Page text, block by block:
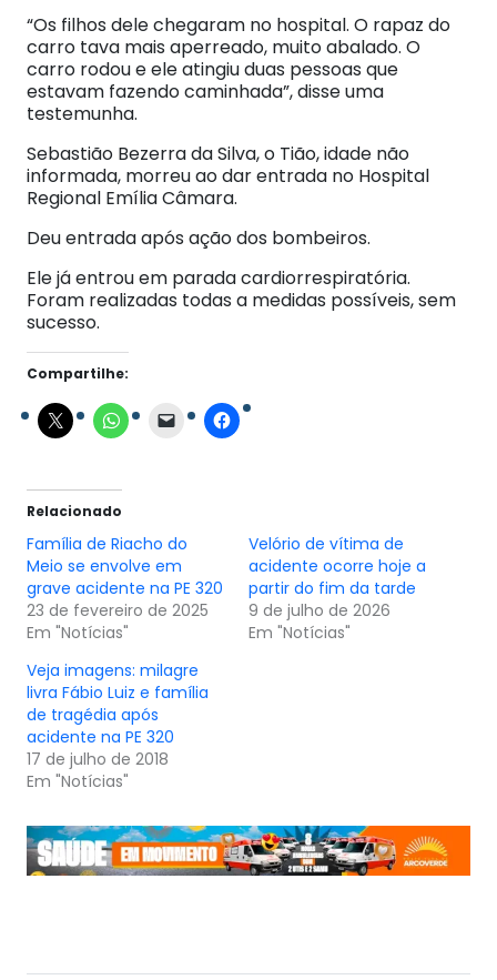
“Os filhos dele chegaram no hospital. O rapaz do
carro tava mais aperreado, muito abalado. O
carro rodou e ele atingiu duas pessoas que
estavam fazendo caminhada”, disse uma
testemunha.
Sebastião Bezerra da Silva, o Tião, idade não
informada, morreu ao dar entrada no Hospital
Regional Emília Câmara.
Deu entrada após ação dos bombeiros.
Ele já entrou em parada cardiorrespiratória.
Foram realizadas todas a medidas possíveis, sem
sucesso.
Compartilhe:
Relacionado
Família de Riacho do
Meio se envolve em
grave acidente na PE 320
23 de fevereiro de 2025
Em "Notícias"
Velório de vítima de
acidente ocorre hoje a
partir do fim da tarde
9 de julho de 2026
Em "Notícias"
Veja imagens: milagre
livra Fábio Luiz e família
de tragédia após
acidente na PE 320
17 de julho de 2018
Em "Notícias"